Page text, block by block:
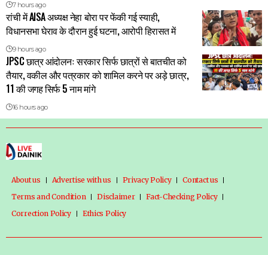
7 hours ago
रांची में AISA अध्यक्ष नेहा बोरा पर फेंकी गई स्याही,
विधानसभा घेराव के दौरान हुई घटना, आरोपी हिरासत में
9 hours ago
JPSC छात्र आंदोलनः सरकार सिर्फ छात्रों से बातचीत को
तैयार, वकील और पत्रकार को शामिल करने पर अड़े छात्र,
11 की जगह सिर्फ 5 नाम मांगे
16 hours ago
About us Advertise with us Privacy Policy
Contact us
Terms and Condition
Disclaimer
Fact-Checking Policy
Correction Policy
Ethics Policy